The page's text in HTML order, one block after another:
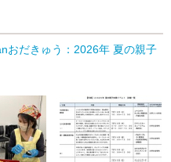
おだきゅう：2026年 夏の親子